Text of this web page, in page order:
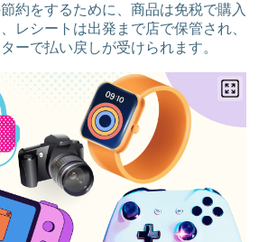
約をするために、商品は免税で購入
レシートは出発まで店で保管され、
ーで払い戻しが受けられます。